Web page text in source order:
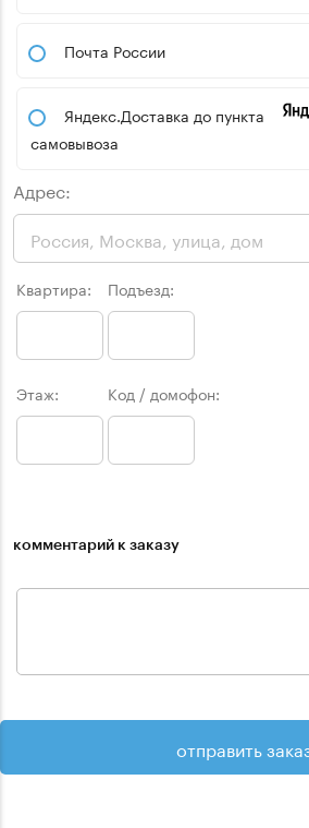
Почта России
Яндекс.Доставка до пункта
самовывоза
Адрес:
Квартира: Подъезд:
Этаж: Код / домофон:
комментарий к заказу